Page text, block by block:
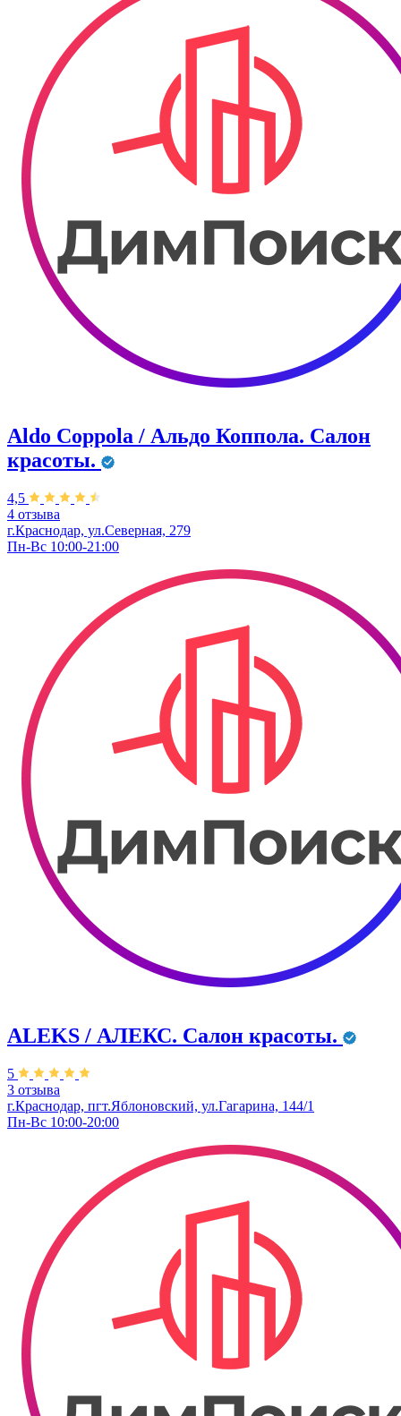
Aldo Coppola / Альдо Коппола. Салон
красоты.
4,5
4 отзыва
г.Краснодар, ул.Северная, 279
Пн-Вс 10:00-21:00
ALEKS / АЛЕКС. Салон красоты.
5
3 отзыва
г.Краснодар, пгт.Яблоновский, ул.Гагарина, 144/1
Пн-Вс 10:00-20:00